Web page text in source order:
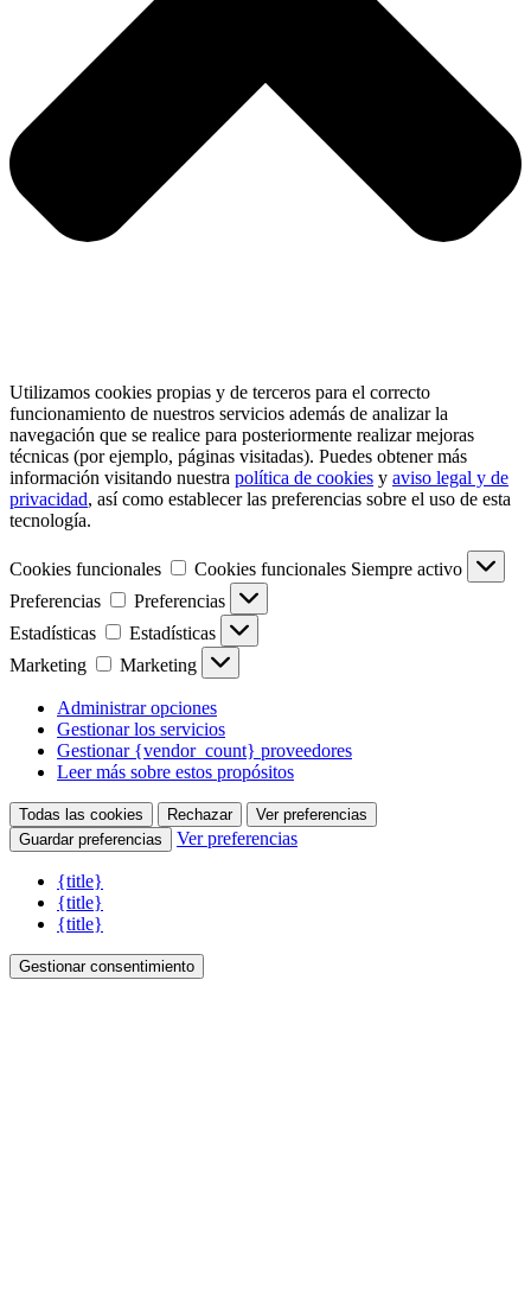
Utilizamos cookies propias y de terceros para el correcto
funcionamiento de nuestros servicios además de analizar la
navegación que se realice para posteriormente realizar mejoras
técnicas (por ejemplo, páginas visitadas). Puedes obtener más
información visitando nuestra política de cookies y aviso legal y de
privacidad, así como establecer las preferencias sobre el uso de esta
tecnología.
Cookies funcionales Cookies funcionales Siempre activo
Preferencias
Preferencias
Estadísticas
Estadísticas
Marketing
Marketing
Administrar opciones
Gestionar los servicios
Gestionar {vendor_count} proveedores
Leer más sobre estos propósitos
Todas las cookies Rechazar
Ver preferencias
Guardar preferencias
Ver preferencias
{title}
{title}
{title}
Gestionar consentimiento